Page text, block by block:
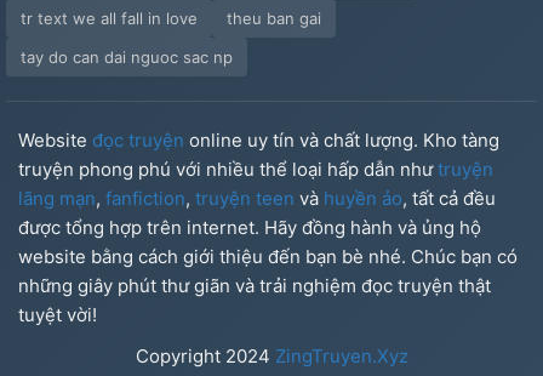
tr text we all fall in love
theu ban gai
tay do can dai nguoc sac np
Website đọc truyện online uy tín và chất lượng. Kho tàng
truyện phong phú với nhiều thể loại hấp dẫn nhưtruyện
lãng mạn, fanfiction, truyện teen và huyền ảo, tất cả đều
được tổng hợp trên internet. Hãy đồng hành và ủng hộ
website bằng cách giới thiệu đến bạn bè nhé. Chúc bạn có
những giây phút thư giãn và trải nghiệm đọc truyện thật
tuyệt vời!
Copyright 2024 ZingTruyen.Xyz